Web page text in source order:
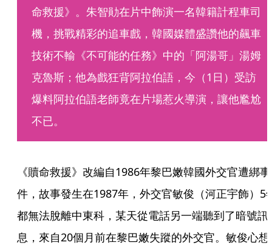
命救援》。朱智勛在片中飾演一名韓籍計程車司
機，挑戰精彩的追車戲，韓國媒體盛讚他的飆車
技術不輸《不可能的任務》中的「阿湯哥」湯姆
克魯斯；他為戲狂背阿拉伯語，今（1日）受訪
爆料阿拉伯語老師竟在片場惹火導演，讓他尷尬
不已。
《贖命救援》改編自1986年黎巴嫩韓國外交官遭綁事
件，故事發生在1987年，外交官敏俊（河正宇飾）5
都無法脫離中東科，某天從電話另一端聽到了暗號訊
息，來自20個月前在黎巴嫩失蹤的外交官。敏俊心想